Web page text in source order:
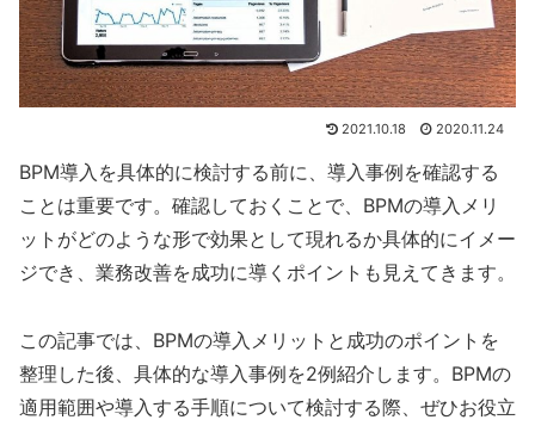
2021.10.18 2020.11.24
BPM導入を具体的に検討する前に、導入事例を確認する
ことは重要です。確認しておくことで、BPMの導入メリ
ットがどのような形で効果として現れるか具体的にイメー
ジでき、業務改善を成功に導くポイントも見えてきます。
この記事では、BPMの導入メリットと成功のポイントを
整理した後、具体的な導入事例を2例紹介します。BPMの
適用範囲や導入する手順について検討する際、ぜひお役立